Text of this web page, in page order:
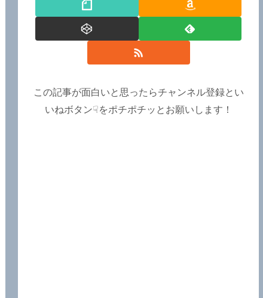
この記事が面白いと思ったらチャンネル登録とい
いねボタン☟をポチポチッとお願いします！